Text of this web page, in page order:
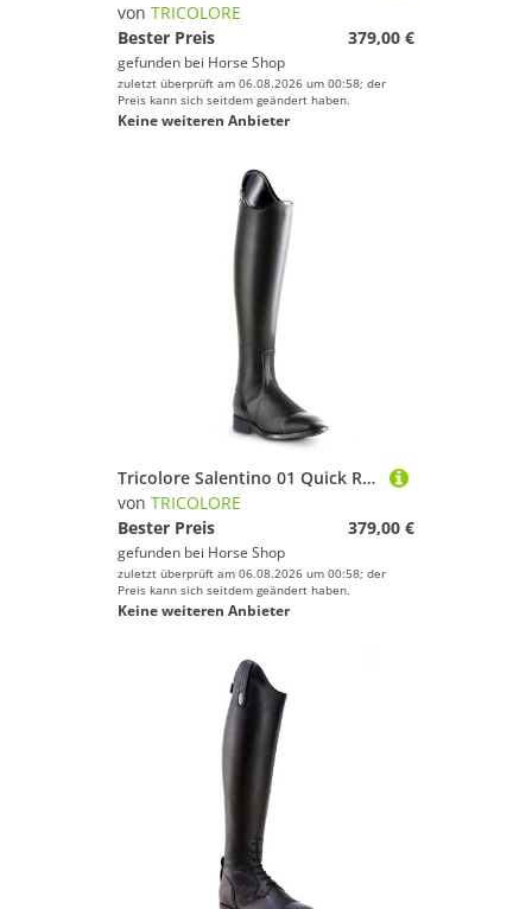
von TRICOLORE
Bester Preis
379,00 €
gefunden bei Horse Shop
zuletzt überprüft am 06.08.2026 um 00:58; der
Preis kann sich seitdem geändert haben.
Keine weiteren Anbieter
Tricolore Salentino 01 Quick Reitstiefel by DeNiro
von TRICOLORE
Bester Preis
379,00 €
gefunden bei Horse Shop
zuletzt überprüft am 06.08.2026 um 00:58; der
Preis kann sich seitdem geändert haben.
Keine weiteren Anbieter